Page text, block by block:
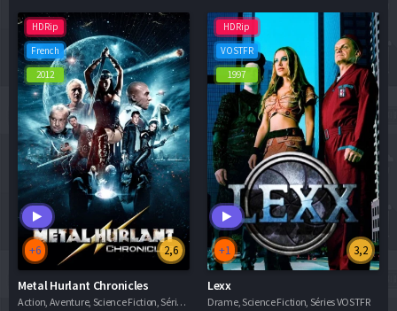
HDRip
French
2012
2,6
+6
Metal Hurlant Chronicles
Action, Aventure, Science Fiction, Séries VF
HDRip
VOSTFR
1997
3,2
+1
Lexx
Drame, Science Fiction, Séries VOSTFR